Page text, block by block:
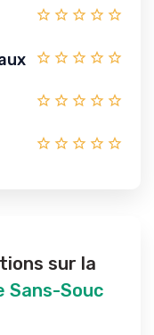
sur la
Sans-Souc